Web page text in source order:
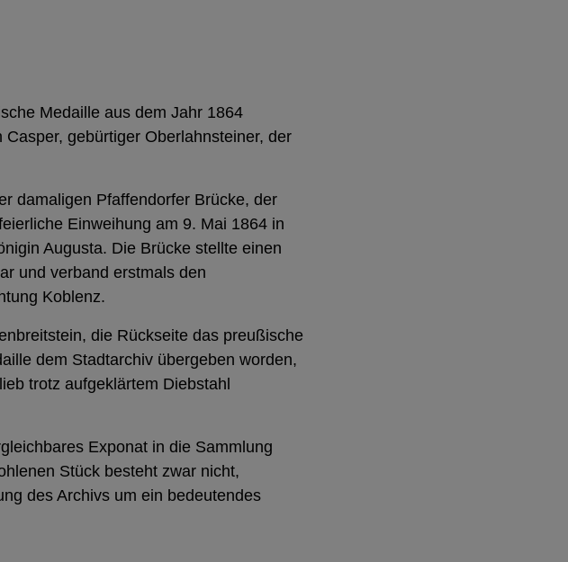
Medaille aus dem Jahr 1864
gebürtiger Oberlahnsteiner, der
damaligen Pfaffendorfer Brücke, der
Einweihung am 9. Mai 1864 in
Augusta. Die Brücke stellte einen
und verband erstmals den
Koblenz.
die Rückseite das preußische
dem Stadtarchiv übergeben worden,
trotz aufgeklärtem Diebstahl
Exponat in die Sammlung
Stück besteht zwar nicht,
des Archivs um ein bedeutendes